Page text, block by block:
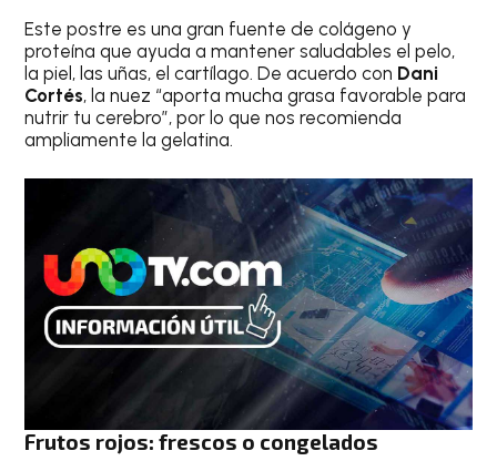
Este postre es una gran fuente de colágeno y
proteína que ayuda a mantener saludables el pelo,
la piel, las uñas, el cartílago. De acuerdo con Dani
Cortés, la nuez “aporta mucha grasa favorable para
nutrir tu cerebro”, por lo que nos recomienda
ampliamente la gelatina.
Frutos rojos: frescos o congelados